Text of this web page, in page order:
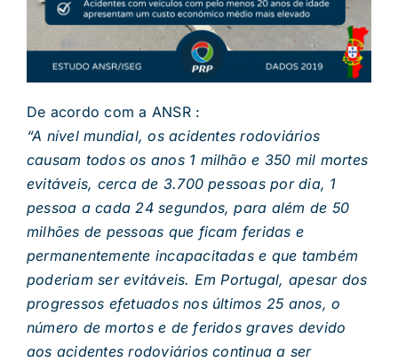
De acordo com a ANSR :
“A nível mundial, os acidentes rodoviários
causam todos os anos 1 milhão e 350 mil mortes
evitáveis, cerca de 3.700 pessoas por dia, 1
pessoa a cada 24 segundos, para além de 50
milhões de pessoas que ficam feridas e
permanentemente incapacitadas e que também
poderiam ser evitáveis. Em Portugal, apesar dos
progressos efetuados nos últimos 25 anos, o
número de mortos e de feridos graves devido
aos acidentes rodoviários continua a ser